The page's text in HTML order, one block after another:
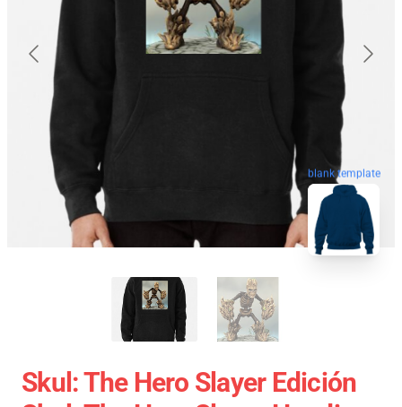
blank template
Skul: The Hero Slayer Edición